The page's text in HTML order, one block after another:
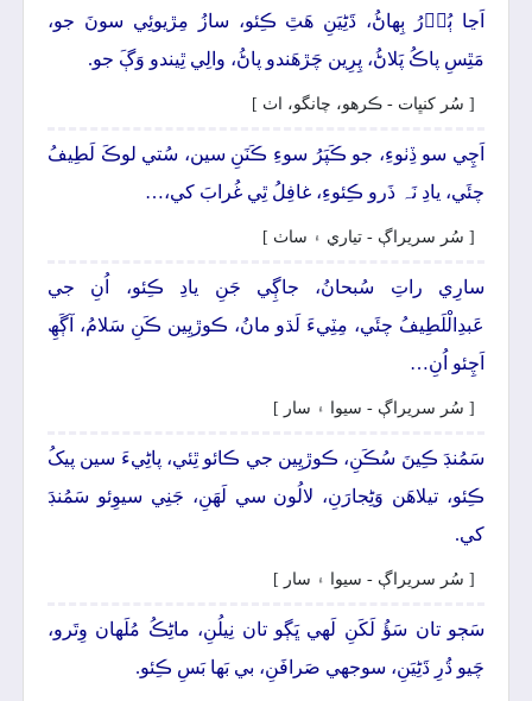
اَڃا ٻُوۡرُ ٻِھاڻُ، ڌَڻِيَنِ ھَٿِ ڪِئو، سازُ مِڙيوئِي سونَ جو،
مَٿِسِ پاڪُ پَلاڻُ، پِرِين چَڙھَندو پاڻُ، والِي ٿِيندو وَڳَ جو.
[ سُر کنڀات - ڪرھو، چانگو، اٺ ]
اَچِي سو ڏِٺوءِ، جو ڪَپَرُ سوءِ ڪَنَنِ سين، سُتي لوڪَ لَطِيفُ
چئَي، يادِ نَہ ذَرو ڪِئوءِ، غافِلُ ٿِي غُرابَ کي،…
[ سُر سريراڳ - تياري ۽ ساٺ ]
سارِي راتِ سُبحانُ، جاڳِي جَنِ يادِ ڪِئو، اُنِ جي
عَبدِالْلَطِيفُ چئَي، مِٽِيءَ لَڌو مانُ، ڪوڙيِين ڪَنِ سَلامُ، آڳَھِ
اَچِئو اُنِ…
[ سُر سريراڳ - سيوا ۽ سار ]
سَمُنڊَ ڪِينَ سُڪَنِ، ڪوڙيِين جي ڪائو ٿِئي، پاڻِيءَ سين پيکُ
ڪِئو، تيلاھَن وَڻِجارَنِ، لالُون سي لَھَنِ، جَنِي سيوِئو سَمُنڊَ
کي.
[ سُر سريراڳ - سيوا ۽ سار ]
سَڄو تان سَؤُ لَکَنِ لَھي ڀَڳو تان نِيلُنِ، ماڻِڪُ مُلَهان وِتَرو،
چَيو ڌُرِ ڌَڻِيَنِ، سوجهي صَرافَنِ، بي بَھا بَسِ ڪِئو.